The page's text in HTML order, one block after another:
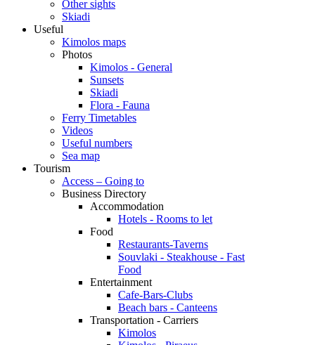
Other sights
Skiadi
Useful
Kimolos maps
Photos
Kimolos - General
Sunsets
Skiadi
Flora - Fauna
Ferry Timetables
Videos
Useful numbers
Sea map
Tourism
Access – Going to
Business Directory
Accommodation
Hotels - Rooms to let
Food
Restaurants-Taverns
Souvlaki - Steakhouse - Fast
Food
Entertainment
Cafe-Bars-Clubs
Beach bars - Canteens
Transportation - Carriers
Kimolos